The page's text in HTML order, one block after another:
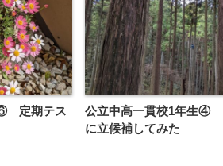
⑥ 定期テス
公立中高一貫校1年生④
に立候補してみた